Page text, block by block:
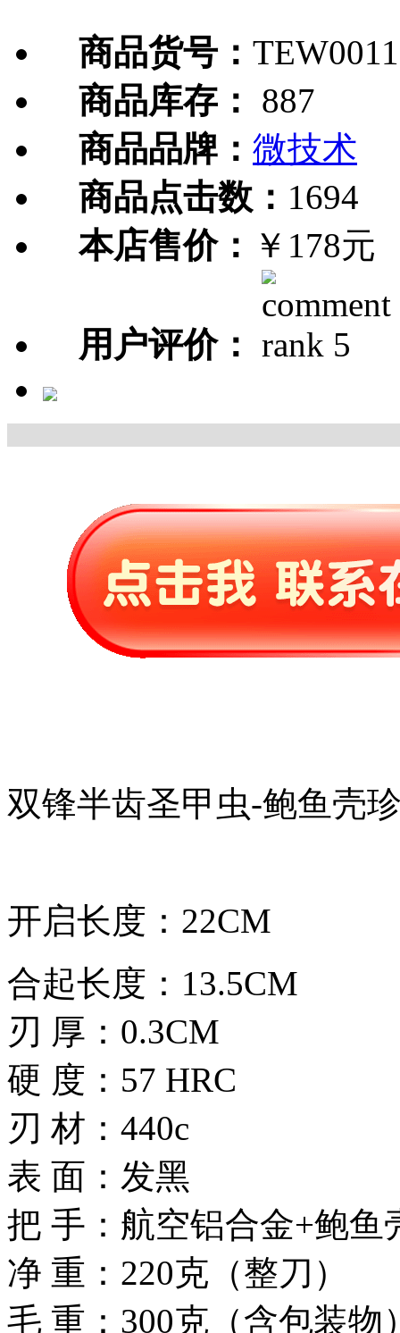
商品货号：
商品库存：
887
商品品牌： 微技术
商品点击数： 1694
本店售价： ￥178元
用户评价：
双锋半齿圣甲虫-鲍鱼壳
开启长度：22CM
合起长度：13.5CM
刃 厚：0.3CM
硬 度：57 HRC
刃 材：440c
表 面：发黑
把 手：航空铝合金+鲍鱼
净 重：220克（整刀）
毛 重：300克（含包装物